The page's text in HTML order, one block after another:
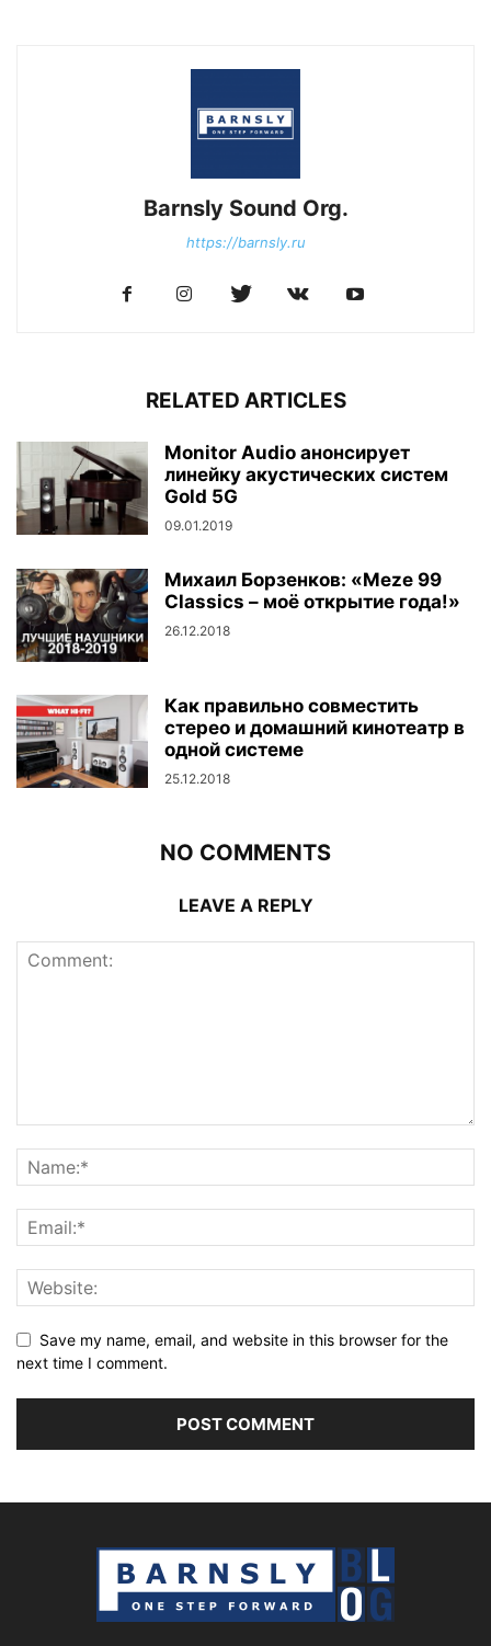
Barnsly Sound Org.
https://barnsly.ru
RELATED ARTICLES
Monitor Audio анонсирует
линейку акустических систем
Gold 5G
09.01.2019
Михаил Борзенков: «Meze 99
Classics – моё открытие года!»
26.12.2018
Как правильно совместить
стерео и домашний кинотеатр в
одной системе
25.12.2018
NO COMMENTS
LEAVE A REPLY
Save my name, email, and website in this browser for the
next time I comment.